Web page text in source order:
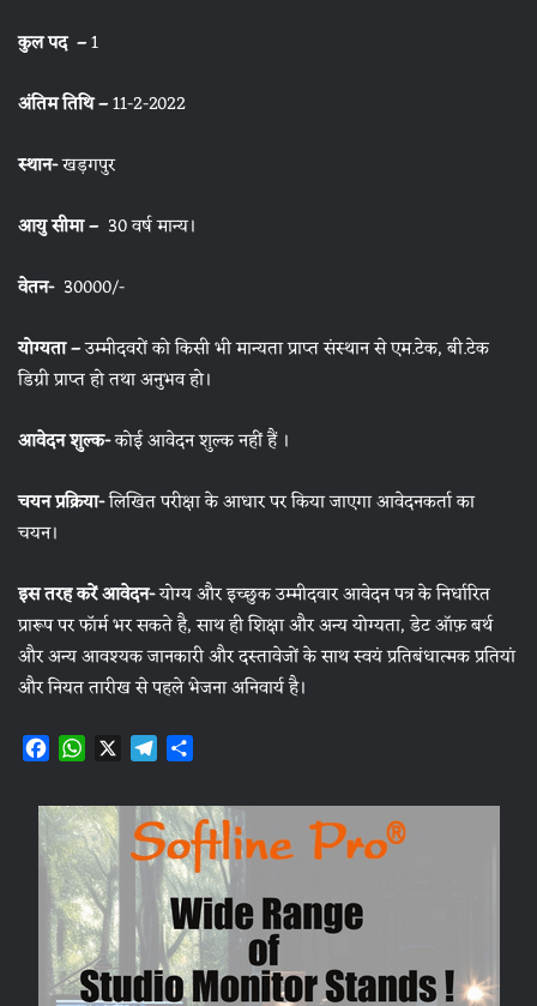
कुल पद –1
अंतिम तिथि –11-2-2022
स्थान-खड़गपुर
आयु सीमा – 30 वर्ष मान्य।
वेतन- 30000/-
योग्यता –उम्मीदवरों को किसी भी मान्यता प्राप्त संस्थान से एम.टेक, बी.टेक
डिग्री प्राप्त हो तथा अनुभव हो।
आवेदन शुल्क-कोई आवेदन शुल्क नहीं हैं ।
चयन प्रक्रिया-लिखित परीक्षा के आधार पर किया जाएगा आवेदनकर्ता का
चयन।
इस तरह करें आवेदन-योग्य और इच्छुक उम्मीदवार आवेदन पत्र के निर्धारित
प्रारूप पर फॉर्म भर सकते है, साथ ही शिक्षा और अन्य योग्यता, डेट ऑफ़ बर्थ
और अन्य आवश्यक जानकारी और दस्तावेजों के साथ स्वयं प्रतिबंधात्मक प्रतियां
और नियत तारीख से पहले भेजना अनिवार्य है।
F
c
e
b
o
o
k
W
a
t
s
A
p
p
X T
l
e
g
r
a
m
a
r
e